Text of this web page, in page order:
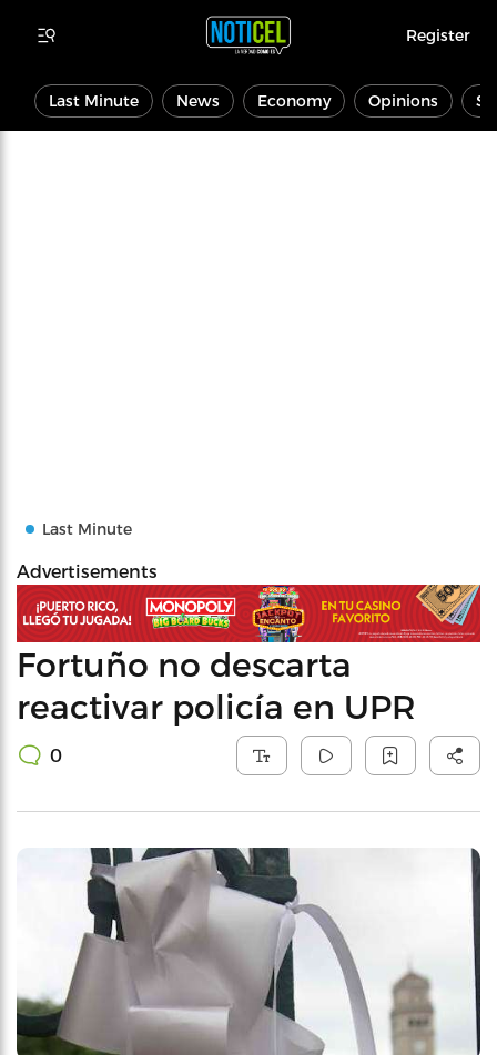
Register
Last Minute News Economy Opinions
Last Minute
Advertisements
Fortuño no descarta
reactivar policía en UPR
0